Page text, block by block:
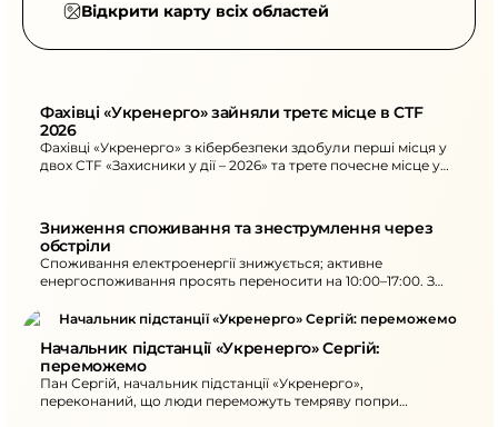
Відкрити карту всіх областей
Фахівці «Укренерго» зайняли третє місце в CTF
2026
Фахівці «Укренерго» з кібербезпеки здобули перші місця у
двох CTF «Захисники у дії – 2026» та трете почесне місце у
Зниження споживання та знеструмлення через
обстріли
Споживання електроенергії знижується; активне
енергоспоживання просять переносити на 10:00–17:00. З
ранок - нові знеструмлення в кількох областях.
Начальник підстанції «Укренерго» Сергій:
переможемо
Пан Сергій, начальник підстанції «Укренерго»,
переконаний, що люди переможуть темряву попри